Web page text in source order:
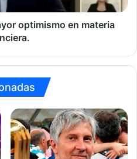
optimismo en materia